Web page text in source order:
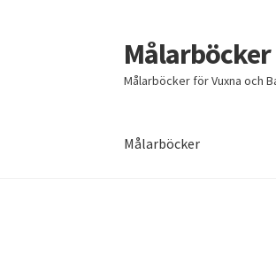
Hoppa
till
navigering
Hoppa
till
innehåll
Målarböcker
Målarböcker för Vuxna och
Målarböcker